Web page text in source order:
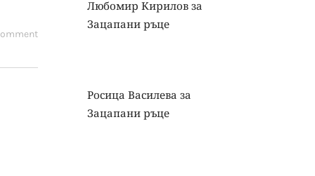
Любомир Кириловза
Зацапани ръце
Росица Василева за
Зацапани ръце